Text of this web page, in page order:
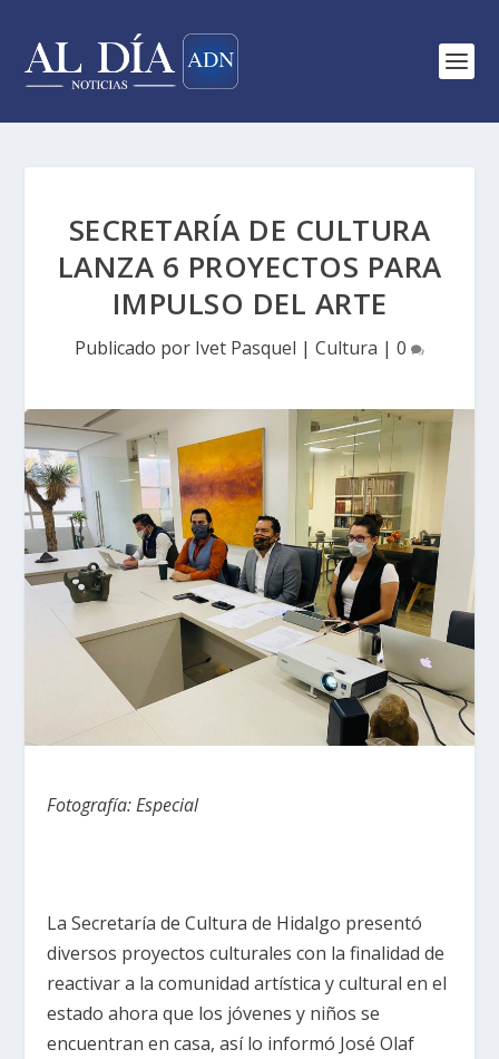
SECRETARÍA DE CULTURA
LANZA 6 PROYECTOS PARA
IMPULSO DEL ARTE
Publicado por Ivet Pasquel | Cultura | 0
Fotografía: Especial
La Secretaría de Cultura de Hidalgo presentó
diversos proyectos culturales con la finalidad de
reactivar a la comunidad artística y cultural en el
estado ahora que los jóvenes y niños se
encuentran en casa, así lo informó José Olaf